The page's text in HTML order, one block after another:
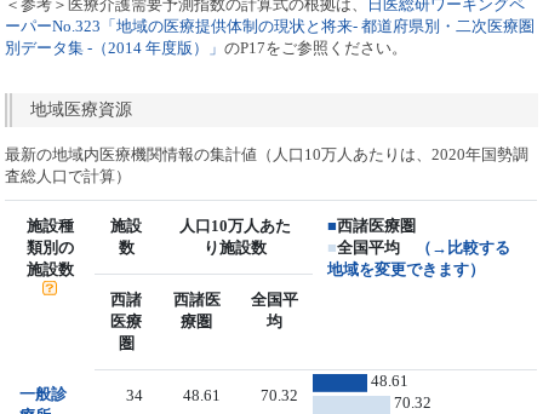
＜参考＞医療介護需要予測指数の計算式の根拠は、
日医総研ワーキングペ
ーパーNo.323「地域の医療提供体制の現状と将来- 都道府県別・二次医療圏
別データ集 -（2014 年度版）」のP17をご参照ください。
地域医療資源
最新の地域内医療機関情報の集計値（人口10万人あたりは、2020年国勢調
査総人口で計算）
施設種
類別の
施設数
施設
数
人口10万人あた
り施設数
■西諸医療圏
■全国平均
（→比較する
地域を変更できます）
西諸
医療
圏
西諸医
療圏
全国平
均
一般診
34 48.61 70.32
48.61
70.32